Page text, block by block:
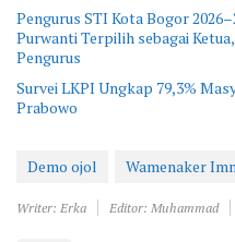
Pengurus STI Kota Bogor
Purwanti Terpilih sebagai
Pengurus
Survei LKPI Ungkap 79,3%
Prabowo
Demo ojol Wamenaker
Writer: Erka Editor: Muhammad